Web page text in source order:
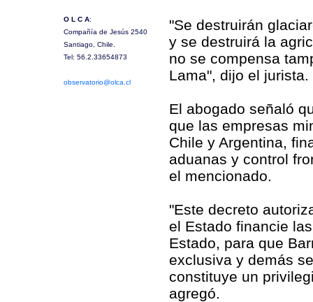
"Se destruirán
y se destruirá la
no se compensa
Lama", dijo el jurista.
El abogado señaló
que las empresas
Chile y Argentina,
aduanas y control
el mencionado.
"Este decreto
el Estado financie
Estado, para que
exclusiva y demás
constituye un
agregó.